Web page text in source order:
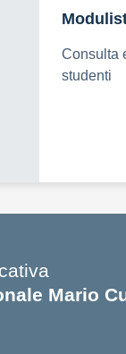
Consulta
studenti
Mario